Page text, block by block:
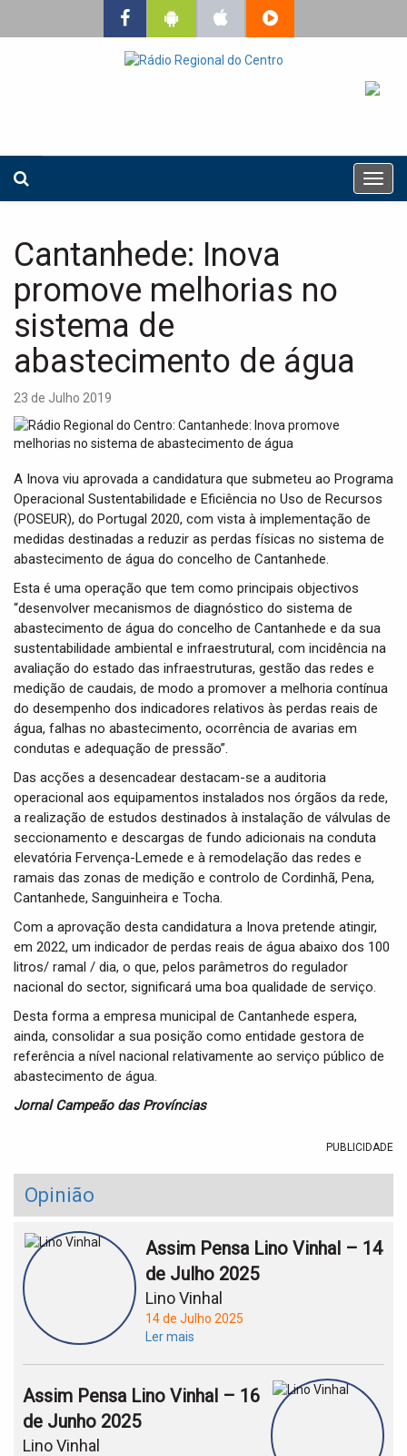
T
o
Cantanhede: Inova
promove melhorias no
sistema de
abastecimento de água
23 de Julho 2019
A Inova viu aprovada a candidatura que submeteu ao Programa
Operacional Sustentabilidade e Eficiência no Uso de Recursos
(POSEUR), do Portugal 2020, com vista à implementação de
medidas destinadas a reduzir as perdas físicas no sistema de
abastecimento de água do concelho de Cantanhede.
Esta é uma operação que tem como principais objectivos
“desenvolver mecanismos de diagnóstico do sistema de
abastecimento de água do concelho de Cantanhede e da sua
sustentabilidade ambiental e infraestrutural, com incidência na
avaliação do estado das infraestruturas, gestão das redes e
medição de caudais, de modo a promover a melhoria contínua
do desempenho dos indicadores relativos às perdas reais de
água, falhas no abastecimento, ocorrência de avarias em
condutas e adequação de pressão”.
Das acções a desencadear destacam-se a auditoria
operacional aos equipamentos instalados nos órgãos da rede,
a realização de estudos destinados à instalação de válvulas de
seccionamento e descargas de fundo adicionais na conduta
elevatória Fervença-Lemede e à remodelação das redes e
ramais das zonas de medição e controlo de Cordinhã, Pena,
Cantanhede, Sanguinheira e Tocha.
Com a aprovação desta candidatura a Inova pretende atingir,
em 2022, um indicador de perdas reais de água abaixo dos 100
litros/ ramal / dia, o que, pelos parâmetros do regulador
nacional do sector, significará uma boa qualidade de serviço.
Desta forma a empresa municipal de Cantanhede espera,
ainda, consolidar a sua posição como entidade gestora de
referência a nível nacional relativamente ao serviço público de
abastecimento de água.
Jornal Campeão das Províncias
PUBLICIDADE
Opinião
Assim Pensa Lino Vinhal – 14
de Julho 2025
Lino Vinhal
14 de Julho 2025
Ler mais
Assim Pensa Lino Vinhal – 16
de Junho 2025
Lino Vinhal